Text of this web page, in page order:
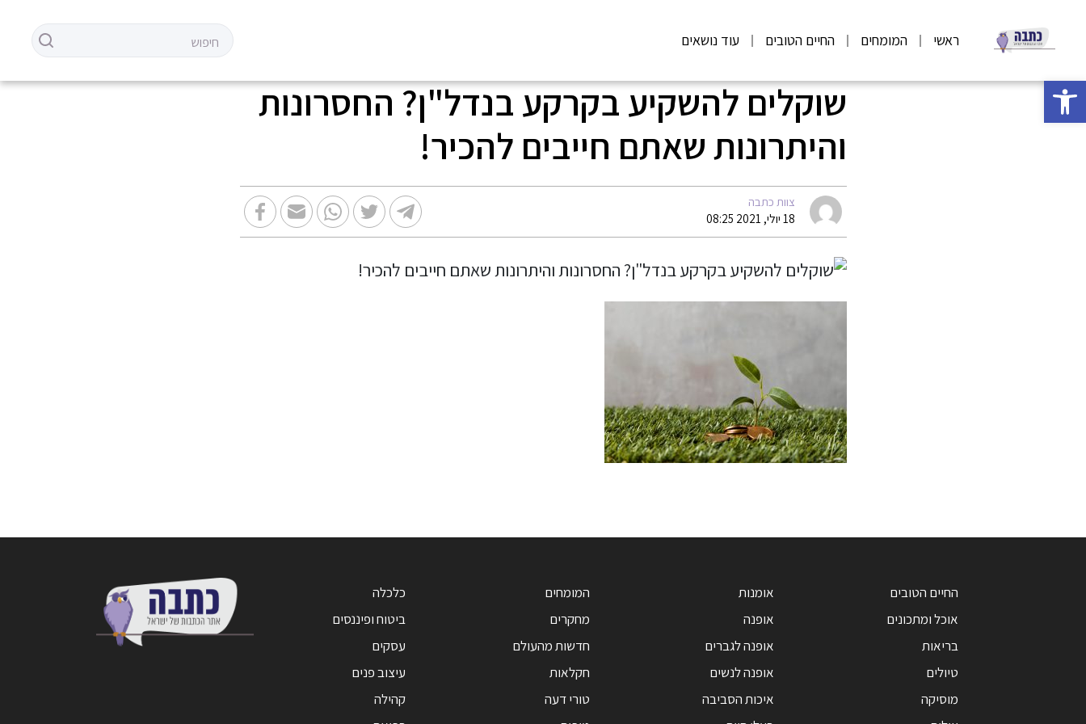
פתח סרגל נגישות
ראשי המומחים החיים הטובים עוד נושאים
שוקלים להשקיע בקרקע בנדל"ן? החסרונות
והיתרונות שאתם חייבים להכיר!
צוות כתבה
18 יולי, 2021 08:25
החיים הטובים
אוכל ומתכונים
בריאות
טיולים
מוסיקה
אומנות
אופנה
אופנה לגברים
אופנה לנשים
איכות הסביבה
המומחים
מחקרים
חדשות מהעולם
חקלאות
טורי דעה
כלכלה
ביטוח ופיננסים
עסקים
עיצוב פנים
קהילה